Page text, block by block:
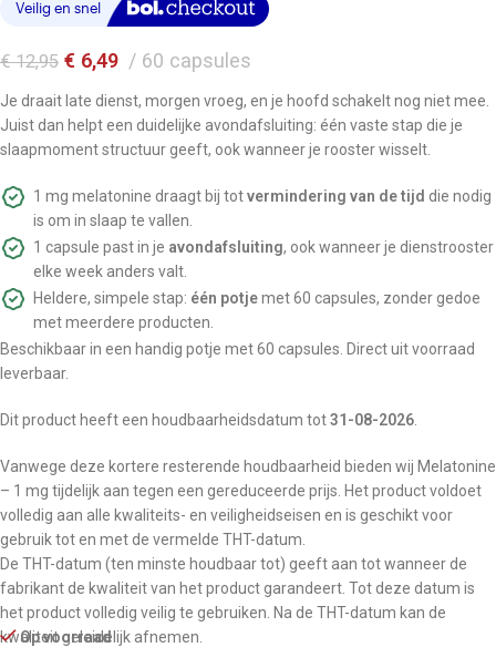
€12,95 € 6,49 60 capsules
Je draait late dienst, morgen vroeg, en je hoofd schakelt nog niet mee.
Juist dan helpt een duidelijke avondafsluiting: één vaste stap die je
slaapmoment structuur geeft, ook wanneer je rooster wisselt.
1 mg melatonine draagt bij totvermindering van de tijd die nodig
is om in slaap te vallen.
1 capsule past in je avondafsluiting, ook wanneer je dienstrooster
elke week anders valt.
Heldere, simpele stap: één potjemet 60 capsules, zonder gedoe
met meerdere producten.
Beschikbaar in een handig potje met 60 capsules. Direct uit voorraad
leverbaar.
Dit product heeft een houdbaarheidsdatum tot31-08-2026.
Vanwege deze kortere resterende houdbaarheid bieden wij Melatonine
– 1 mg tijdelijk aan tegen een gereduceerde prijs. Het product voldoet
volledig aan alle kwaliteits- en veiligheidseisen en is geschikt voor
gebruik tot en met de vermelde THT-datum.
De THT-datum (ten minste houdbaar tot) geeft aan tot wanneer de
fabrikant de kwaliteit van het product garandeert. Tot deze datum is
het product volledig veilig te gebruiken. Na de THT-datum kan de
kwaliteit geleidelijk afnemen.
Op voorraad